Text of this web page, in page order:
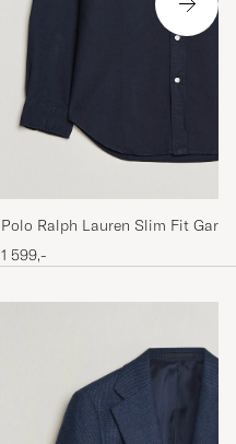
Polo Ralph Lauren Slim Fit
Shirt Navy
1 599,-